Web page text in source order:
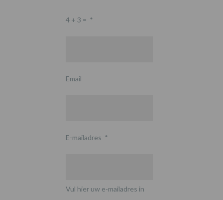
4 + 3 = *
Email
E-mailadres *
Vul hier uw e-mailadres in